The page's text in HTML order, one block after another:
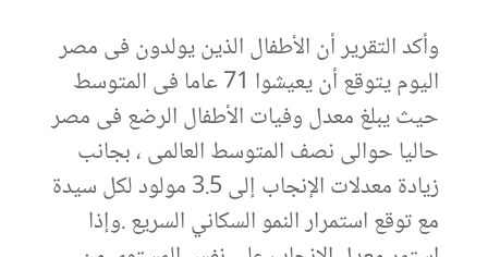
وأكد التقرير أن الأطفال الذين يولدون فى مصر
اليوم يتوقع أن يعيشوا 71 عاما فى المتوسط
حيث يبلغ معدل وفيات الأطفال الرضع فى مصر
حاليا حوالى نصف المتوسط العالمى ، بجانب
زيادة معدلات الإنجاب إلى 3.5 مولود لكل سيدة
مع توقع استمرار النمو السكاني السريع .وإذا